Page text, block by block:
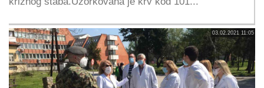
03.02.2021 11:05